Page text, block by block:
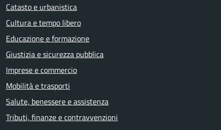
Catasto e urbanistica
Cultura e tempo libero
Educazione e formazione
Giustizia e sicurezza pubblica
Imprese e commercio
Mobilità e trasporti
Salute, benessere e assistenza
Tributi, finanze e contravvenzioni